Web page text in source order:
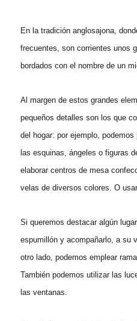
En la tradición anglosajona,
frecuentes, son corrientes unos
bordados con el nombre de un
Al margen de estos grandes
pequeños detalles son los que
del hogar: por ejemplo,
las esquinas, ángeles o figuras
elaborar centros de mesa
velas de diversos colores. O
Si queremos destacar algún
espumillón y acompañarlo, a su
otro lado, podemos emplear
También podemos utilizar las
las ventanas.